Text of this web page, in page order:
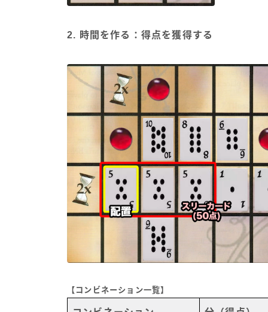
2. 時間を作る：得点を獲得する
【コンビネーション一覧】